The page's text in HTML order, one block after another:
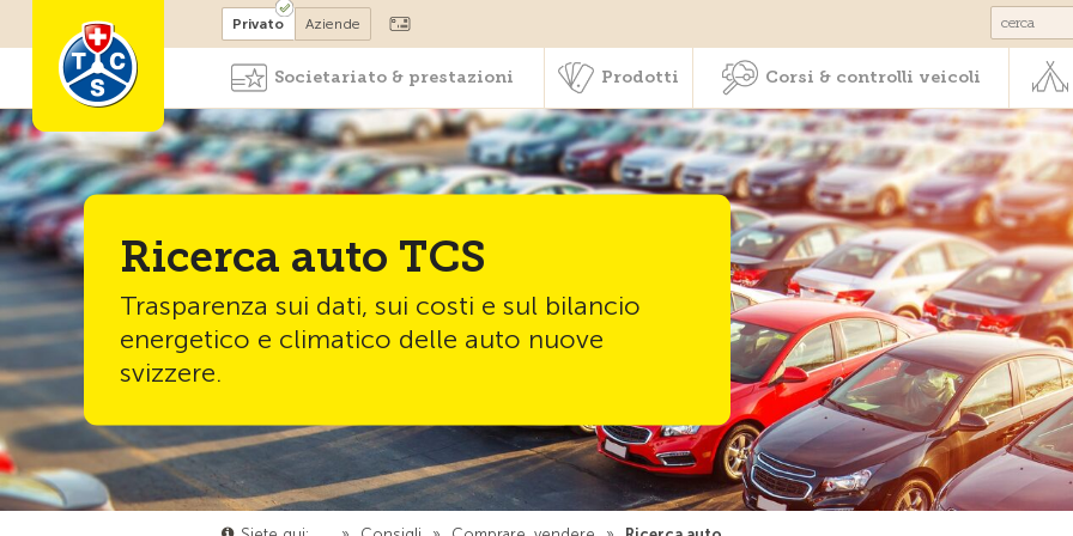
Diventare socio Corsi & controlli
Privato Aziende
Societariato & prestazioni Prodotti Corsi & controlli veicoli
Ricerca auto TCS
Trasparenza sui dati, sui costi e sul bilancio
energetico e climatico delle auto nuove
svizzere.